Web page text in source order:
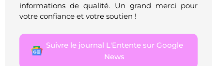
informations de qualité. Un grand merci pour
votre confiance et votre soutien !
Suivre le journal L'Entente sur Google
News